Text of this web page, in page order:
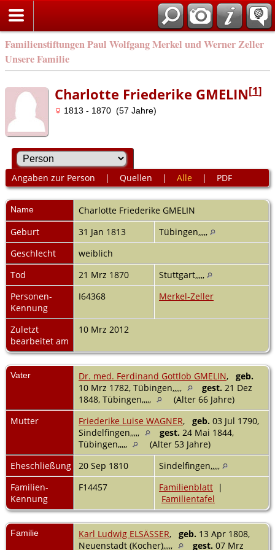
Familienstiftungen Paul Wolfgang Merkel und Werner Zeller
Unsere Familie
Charlotte Friederike GMELIN[1]
1813 - 1870 (57 Jahre)
Angaben zur Person | Quellen | Alle | PDF
Name Charlotte Friederike GMELIN
Geburt
31 Jan 1813
Tübingen,,,,,
Geschlecht
weiblich
Tod
21 Mrz 1870
Stuttgart,,,,,
Personen-
Kennung
I64368 Merkel-Zeller
Zuletzt
bearbeitet am
10 Mrz 2012
Vater Dr. med. Ferdinand Gottlob GMELIN, geb.
10 Mrz 1782, Tübingen,,,,,
gest. 21 Dez
1848, Tübingen,,,,,
(Alter 66 Jahre)
Mutter
Friederike Luise WAGNER, geb. 03 Jul 1790,
Sindelfingen,,,,,
gest. 24 Mai 1844,
Tübingen,,,,,
(Alter 53 Jahre)
Eheschließung
20 Sep 1810
Sindelfingen,,,,,
Familien-
Kennung
F14457 Familienblatt |
Familientafel
Familie Karl Ludwig ELSÄSSER, geb. 13 Apr 1808,
Neuenstadt (Kocher),,,,,
gest. 07 Mrz